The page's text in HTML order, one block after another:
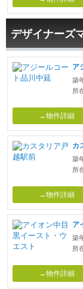
デザイナーズ
ア
築
所
→物件詳細
カ
築
所
→物件詳細
築
所
→物件詳細